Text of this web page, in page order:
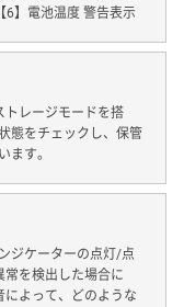
6】電池温度 警告表示
トレージモードを搭
態をチェックし、保管
ます。
ジケーターの点灯/点
を検出した場合に
よって、どのような